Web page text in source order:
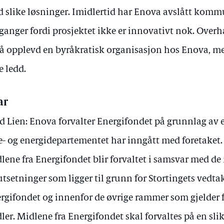
slike løsninger. Imidlertid har Enova avslått
fordi prosjektet ikke er innovativt nok.
opplevd en byråkratisk organisasjon hos Enova,
ledd.
Lien: Enova forvalter Energifondet på grunnlag av
og energidepartementet har inngått med
fra Energifondet blir forvaltet i samsvar med de
som ligger til grunn for Stortingets
og innenfor de øvrige rammer som gjelder
Midlene fra Energifondet skal forvaltes på en